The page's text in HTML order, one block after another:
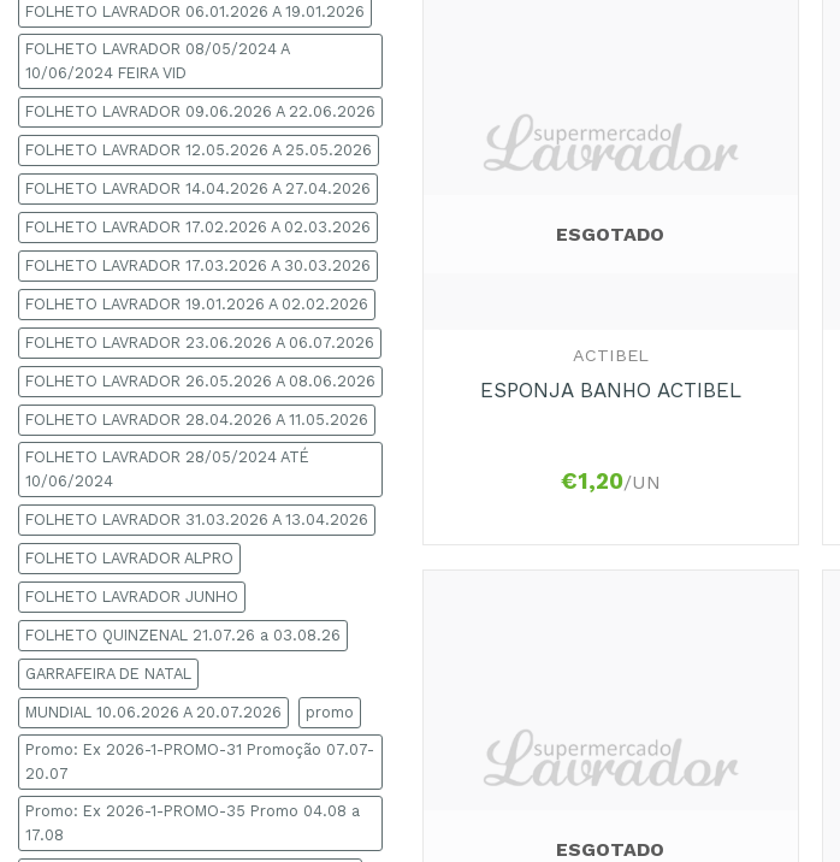
FOLHETO LAVRADOR 06.01.2026 A 19.01.2026
FOLHETO LAVRADOR 08/05/2024 A
10/06/2024 FEIRA VID
FOLHETO LAVRADOR 09.06.2026 A 22.06.2026
FOLHETO LAVRADOR 12.05.2026 A 25.05.2026
FOLHETO LAVRADOR 14.04.2026 A 27.04.2026
FOLHETO LAVRADOR 17.02.2026 A 02.03.2026
FOLHETO LAVRADOR 17.03.2026 A 30.03.2026
FOLHETO LAVRADOR 19.01.2026 A 02.02.2026
FOLHETO LAVRADOR 23.06.2026 A 06.07.2026
FOLHETO LAVRADOR 26.05.2026 A 08.06.2026
FOLHETO LAVRADOR 28.04.2026 A 11.05.2026
FOLHETO LAVRADOR 28/05/2024 ATÉ
10/06/2024
FOLHETO LAVRADOR 31.03.2026 A 13.04.2026
FOLHETO LAVRADOR ALPRO
FOLHETO LAVRADOR JUNHO
FOLHETO QUINZENAL 21.07.26 a 03.08.26
GARRAFEIRA DE NATAL
MUNDIAL 10.06.2026 A 20.07.2026 promo
Promo: Ex 2026-1-PROMO-31 Promoção 07.07-
20.07
Promo: Ex 2026-1-PROMO-35 Promo 04.08 a
17.08
ESGOTADO
ACTIBEL
ESPONJA BANHO ACTIBEL
€1,20/UN
ESGOTADO